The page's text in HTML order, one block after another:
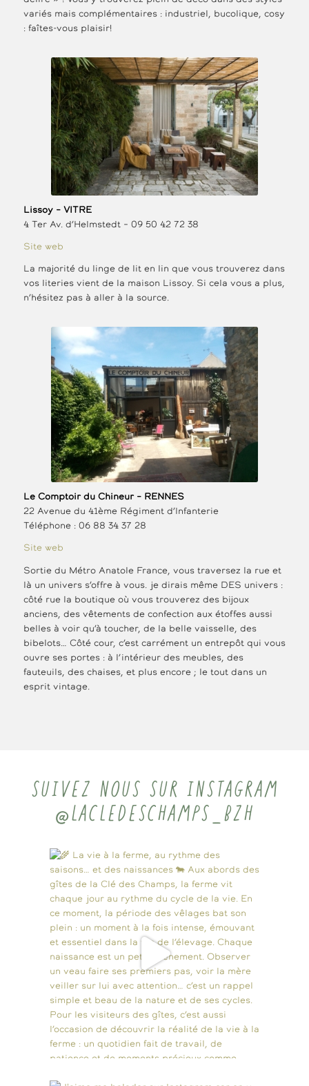
variés mais complémentaires : industriel, bucolique, cosy
: faîtes-vous plaisir!
Lissoy – VITRE
4 Ter Av. d’Helmstedt – 09 50 42 72 38
Site web
La majorité du linge de lit en lin que vous trouverez dans
vos literies vient de la maison Lissoy. Si cela vous a plus,
n’hésitez pas à aller à la source.
Le Comptoir du Chineur – RENNES
22 Avenue du 41ème Régiment d’Infanterie
Téléphone : 06 88 34 37 28
Site web
Sortie du Métro Anatole France, vous traversez la rue et
là un univers s’offre à vous. je dirais même DES univers :
côté rue la boutique où vous trouverez des bijoux
anciens, des vêtements de confection aux étoffes aussi
belles à voir qu’à toucher, de la belle vaisselle, des
bibelots… Côté cour, c’est carrément un entrepôt qui vous
ouvre ses portes : à l’intérieur des meubles, des
fauteuils, des chaises, et plus encore ; le tout dans un
esprit vintage.
SUIVEZ NOUS SUR INSTAGRAM
@LACLEDESCHAMPS_BZH